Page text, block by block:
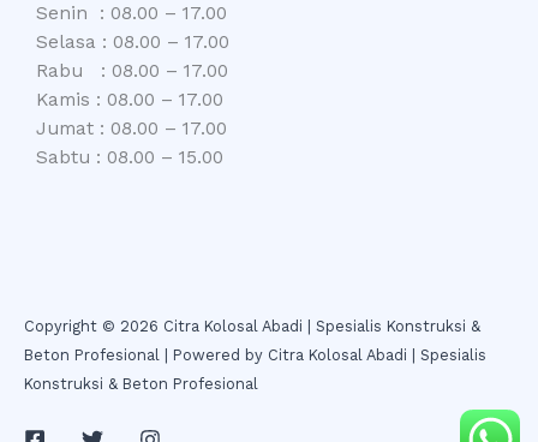
Senin : 08.00 – 17.00
Selasa : 08.00 – 17.00
Rabu : 08.00 – 17.00
Kamis : 08.00 – 17.00
Jumat : 08.00 – 17.00
Sabtu : 08.00 – 15.00
Copyright © 2026 Citra Kolosal Abadi | Spesialis Konstruksi &
Beton Profesional | Powered by Citra Kolosal Abadi | Spesialis
Konstruksi & Beton Profesional